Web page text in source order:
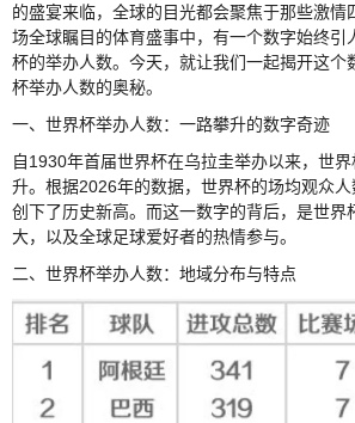
的盛宴来临，全球的目光都会聚焦于那些激情
场全球瞩目的体育盛事中，有一个数字始终
杯的举办人数。今天，就让我们一起揭开这个
杯举办人数的奥秘。
一、世界杯举办人数：一路攀升的数字奇迹
自1930年首届世界杯在乌拉圭举办以来，世
升。根据2026年的数据，世界杯的场均观众人
创下了历史新高。而这一数字的背后，是世界
大，以及全球足球爱好者的热情参与。
二、世界杯举办人数：地域分布与特点